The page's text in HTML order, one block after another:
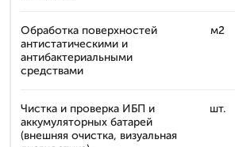
Обработка поверхностей
антистатическими и
антибактериальными
средствами
м2
Чистка и проверка ИБП и
аккумуляторных батарей
(внешняя очистка, визуальная
шт.